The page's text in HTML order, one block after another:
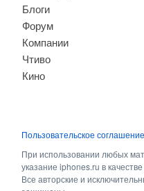
Блоги
Форум
Компании
Чтиво
Кино
Пользовательское соглашение
При использовании любых
указание iphones.ru в
Все авторские и